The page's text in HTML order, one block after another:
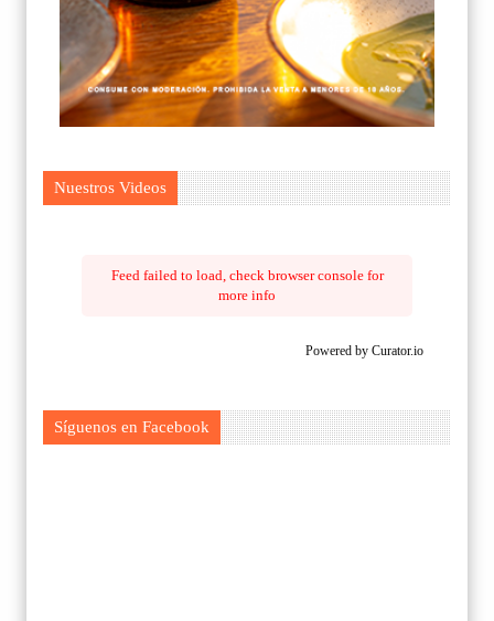
Nuestros Videos
Feed failed to load, check browser console for
more info
Powered by Curator.io
Síguenos en Facebook